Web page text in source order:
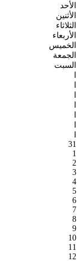
الأحد
الأثنين
الثلاثاء
الأربعاء
الخميس
الجمعة
السبت
ا
ا
ا
ا
ا
ا
ا
31
1
2
3
4
5
6
7
8
9
10
11
12